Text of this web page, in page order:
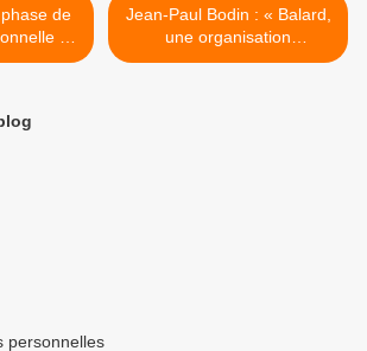
au
Jean-Paul Bodin : « Balard,
une organisation
modernisée et des
personnelles